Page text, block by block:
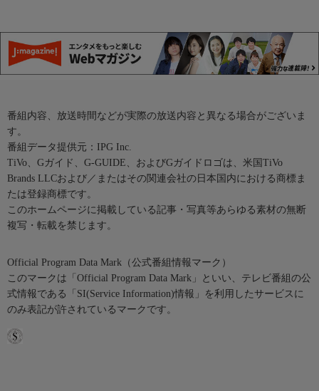
番組内容、放送時間などが実際の放送内容と異なる場合がございま
す。
番組データ提供元：IPG Inc.
TiVo、Gガイド、G-GUIDE、およびGガイドロゴは、米国TiVo
Brands LLCおよび／またはその関連会社の日本国内における商標ま
たは登録商標です。
このホームページに掲載している記事・写真等あらゆる素材の無断
複写・転載を禁じます。
Official Program Data Mark（公式番組情報マーク）
このマークは「Official Program Data Mark」といい、テレビ番組の公
式情報である「SI(Service Information)情報」を利用したサービスに
のみ表記が許されているマークです。